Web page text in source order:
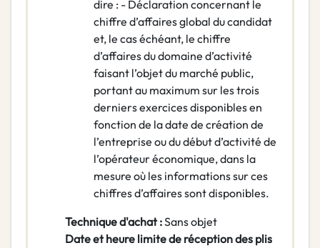
dire : - Déclaration concernant le
chiffre d’affaires global du candidat
et, le cas échéant, le chiffre
d’affaires du domaine d’activité
faisant l’objet du marché public,
portant au maximum sur les trois
derniers exercices disponibles en
fonction de la date de création de
l’entreprise ou du début d’activité de
l’opérateur économique, dans la
mesure où les informations sur ces
chiffres d’affaires sont disponibles.
Technique d'achat :Sans objet
Date et heure limite de réception des plis